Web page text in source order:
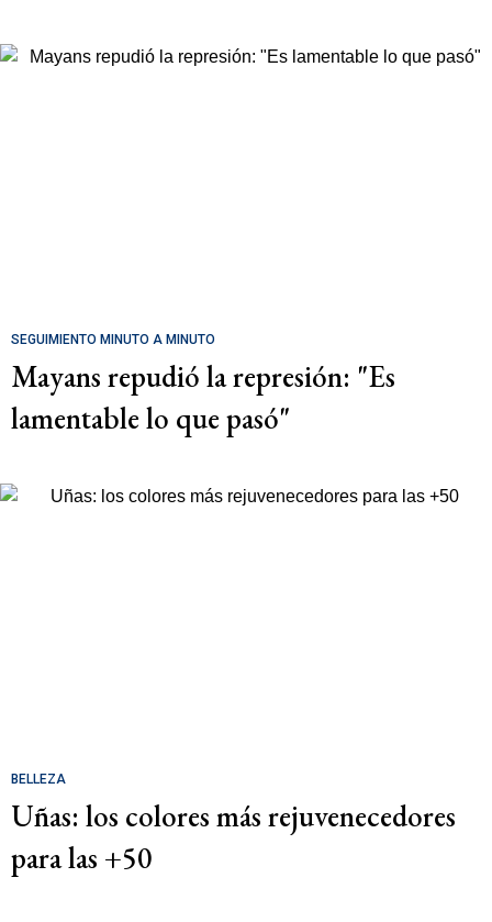
SEGUIMIENTO MINUTO A MINUTO
Mayans repudió la represión: "Es
lamentable lo que pasó"
BELLEZA
Uñas: los colores más rejuvenecedores
para las +50